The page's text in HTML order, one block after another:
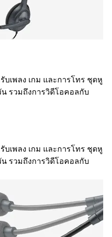
บเพลง เกม และการโทร ชุดหู
รวมถึงการวิดีโอคอลกับ
บเพลง เกม และการโทร ชุดหู
รวมถึงการวิดีโอคอลกับ